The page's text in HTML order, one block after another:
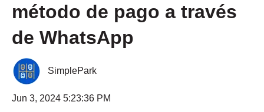
método de pago a través
de WhatsApp
SimplePark
Jun 3, 2024 5:23:36 PM